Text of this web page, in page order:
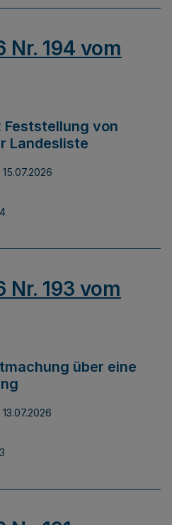
Nr. 194 vom
von
Landesliste
15.07.2026
Nr. 193 vom
über eine
13.07.2026